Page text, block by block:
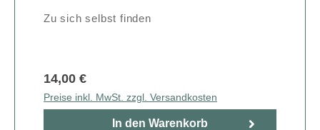
Zu sich selbst finden
14,00 €
Preise inkl. MwSt. zzgl. Versandkosten
In den Warenkorb